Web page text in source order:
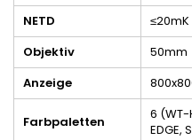
NETD
≤20mK
Objektiv
50mm
Anzeige
Farbpaletten
6 (WT-
EDGE,